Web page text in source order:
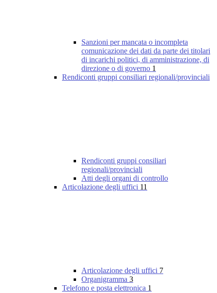
Sanzioni per mancata o incompleta
comunicazione dei dati da parte dei titolari
di incarichi politici, di amministrazione, di
direzione o di governo 1
Rendiconti gruppi consiliari regionali/provinciali
Rendiconti gruppi consiliari
regionali/provinciali
Atti degli organi di controllo
Articolazione degli uffici 11
Articolazione degli uffici 7
Organigramma 3
Telefono e posta elettronica 1